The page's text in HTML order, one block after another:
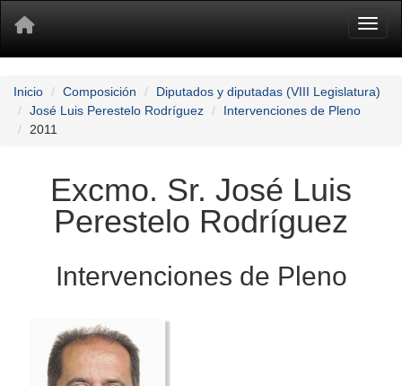
Inicio Composición
Diputados y diputadas (VIII Legislatura)
José Luis Perestelo Rodríguez
Intervenciones de Pleno
2011
Excmo. Sr. José Luis
Perestelo Rodríguez
Intervenciones de Pleno